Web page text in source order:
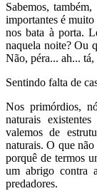
Sabemos,
importantes é muito
nos bata à porta.
naquela noite? Ou
Não, péra... ah... tá,
Sentindo falta de
Nos primórdios,
naturais
valemos de
naturais. O que
porquê de termos
um abrigo contra
predadores.